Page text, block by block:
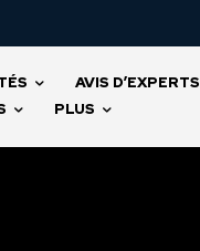
AVIS D’EXPERTS
PLUS